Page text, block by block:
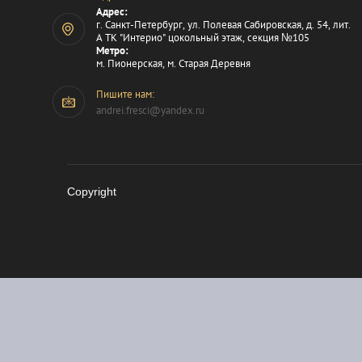
Адрес:
г. Санкт-Петербург, ул. Полевая Сабировская, д. 54, лит.
А ТК "Интерио" цокольный этаж, секция №105
Метро:
м. Пионерская, м. Старая Деревня
Пишите нам:
andrei.fresci@yandex.ru
Copyright